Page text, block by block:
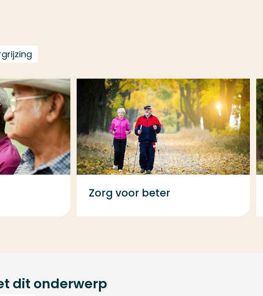
Zorg voor beter
dit onderwerp